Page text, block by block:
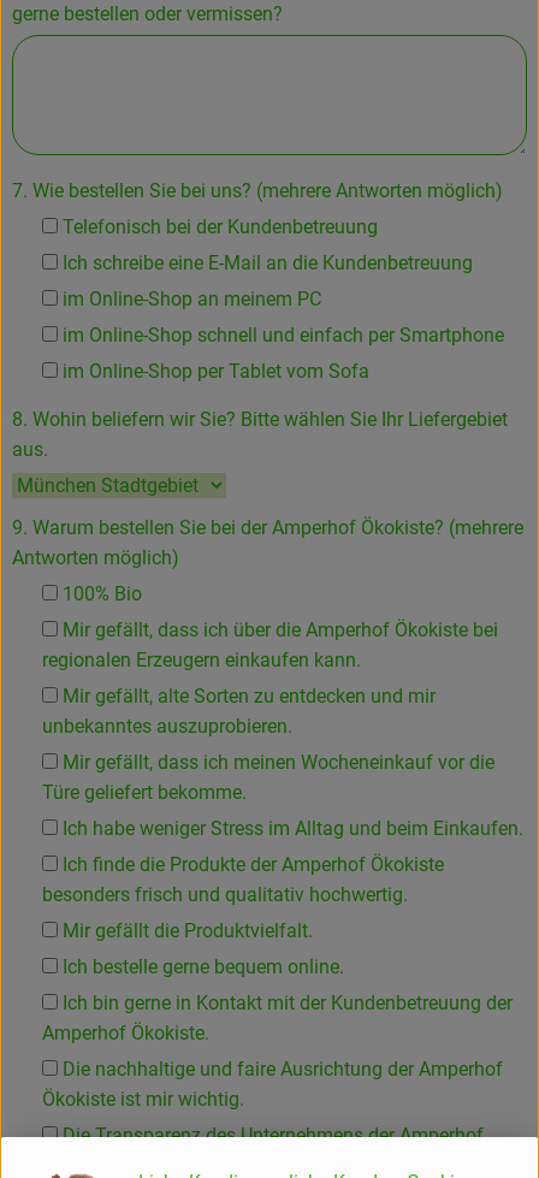
gerne bestellen oder vermissen?
7. Wie bestellen Sie bei uns? (mehrere Antworten möglich)
Telefonisch bei der Kundenbetreuung
Ich schreibe eine E-Mail an die Kundenbetreuung
im Online-Shop an meinem PC
im Online-Shop schnell und einfach per Smartphone
im Online-Shop per Tablet vom Sofa
8. Wohin beliefern wir Sie? Bitte wählen Sie Ihr Liefergebiet
aus.
9. Warum bestellen Sie bei der Amperhof Ökokiste? (mehrere
Antworten möglich)
100% Bio
Mir gefällt, dass ich über die Amperhof Ökokiste bei
regionalen Erzeugern einkaufen kann.
Mir gefällt, alte Sorten zu entdecken und mir
unbekanntes auszuprobieren.
Mir gefällt, dass ich meinen Wocheneinkauf vor die
Türe geliefert bekomme.
Ich habe weniger Stress im Alltag und beim Einkaufen.
Ich finde die Produkte der Amperhof Ökokiste
besonders frisch und qualitativ hochwertig.
Mir gefällt die Produktvielfalt.
Ich bestelle gerne bequem online.
Ich bin gerne in Kontakt mit der Kundenbetreuung der
Amperhof Ökokiste.
Die nachhaltige und faire Ausrichtung der Amperhof
Ökokiste ist mir wichtig.
Die Transparenz des Unternehmens der Amperhof